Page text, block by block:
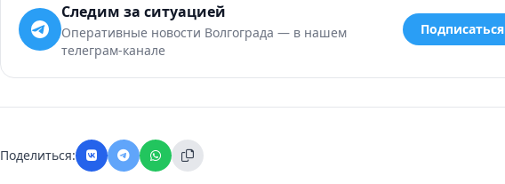
Следим за ситуацией
Оперативные новости Волгограда — в нашем
телеграм-канале
Подписаться
Поделиться: